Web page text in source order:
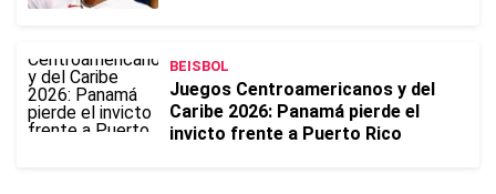
BEISBOL
Juegos Centroamericanos y del
Caribe 2026: Panamá pierde el
invicto frente a Puerto Rico